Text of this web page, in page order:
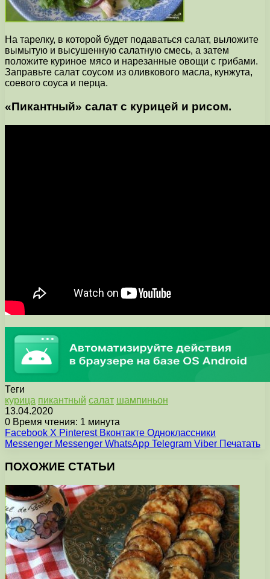
На тарелку, в которой будет подаваться салат, выложите
вымытую и высушенную салатную смесь, а затем
положите куриное мясо и нарезанные овощи с грибами.
Заправьте салат соусом из оливкового масла, кунжута,
соевого соуса и перца.
«Пикантный» салат с курицей и рисом.
Теги
курица пикантный салат шампиньон
13.04.2020
0 Время чтения: 1 минута
Facebook X Pinterest Вконтакте Одноклассники
Messenger Messenger WhatsApp Telegram Viber Печатать
ПОХОЖИЕ СТАТЬИ